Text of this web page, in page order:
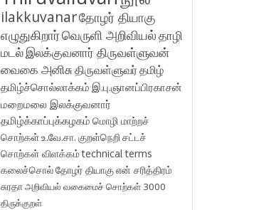
ilakkuvanarதோழர் தியாகு
எழுதுகிறார்வெருளி அறிவியல்தாழி
மடல்இலக்குவனார் திருவள்ளுவன்
வைகை அனிசுதிருவள்ளுவர்தமிழ்
தமிழ்ச்சொல்லாக்கம் இ.பு.ஞானப்பிரகாசன்
மறைமலை இலக்குவனார்
தமிழ்க்காப்புக்கழகம் மொழி மாற்றச்
சொற்கள்உ.வே.சா. குறள்நெறி சட்டச்
சொற்கள் விளக்கம்technical terms
கலைச்சொல்தோழர் தியாகுஎன் சரித்திரம்
சுரதாஅறிவியல் வகைமைச் சொற்கள் 3000
திருக்குறள்